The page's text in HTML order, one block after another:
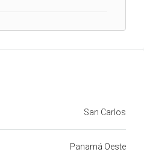
San Carlos
Panamá Oeste